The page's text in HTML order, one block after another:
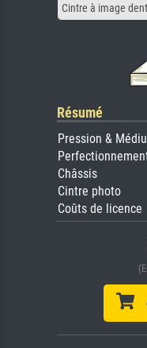
Cintre à image
Résumé
Pression &
Châssis
Cintre photo
Coûts de licence